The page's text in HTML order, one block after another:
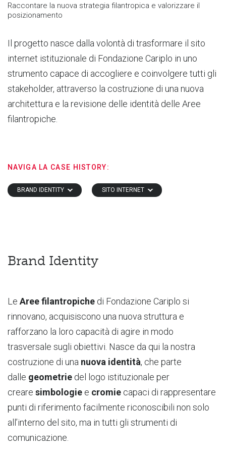
Raccontare la nuova strategia filantropica e valorizzare il
posizionamento
Il progetto nasce dalla volontà di trasformare il sito
internet istituzionale di Fondazione Cariplo in uno
strumento capace di accogliere e coinvolgere tutti gli
stakeholder, attraverso la costruzione di una nuova
architettura e la revisione delle identità delle Aree
filantropiche.
NAVIGA LA CASE HISTORY:
BRAND IDENTITY SITO INTERNET
Brand Identity
Le Aree filantropiche di Fondazione Cariplo si
rinnovano, acquisiscono una nuova struttura e
rafforzano la loro capacità di agire in modo
trasversale sugli obiettivi. Nasce da qui la nostra
costruzione di una nuova identità, che parte
dalle geometrie del logo istituzionale per
creare simbologie e cromie capaci di rappresentare
punti di riferimento facilmente riconoscibili non solo
all’interno del sito, ma in tutti gli strumenti di
comunicazione.